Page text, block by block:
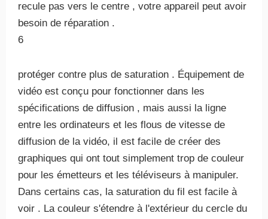
recule pas vers le centre , votre appareil peut avoir
besoin de réparation .
6
protéger contre plus de saturation . Équipement de
vidéo est conçu pour fonctionner dans les
spécifications de diffusion , mais aussi la ligne
entre les ordinateurs et les flous de vitesse de
diffusion de la vidéo, il est facile de créer des
graphiques qui ont tout simplement trop de couleur
pour les émetteurs et les téléviseurs à manipuler.
Dans certains cas, la saturation du fil est facile à
voir . La couleur s'étendre à l'extérieur du cercle du